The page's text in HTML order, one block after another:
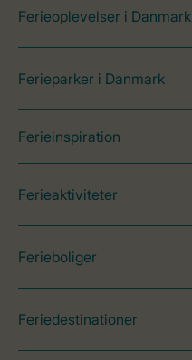
Ferieoplevelser i Danmark
Ferieparker i Danmark
Ferieinspiration
Ferieaktiviteter
Ferieboliger
Feriedestinationer